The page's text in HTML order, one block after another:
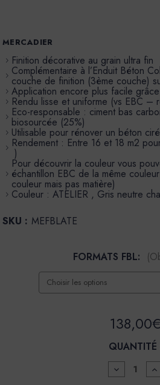
MERCADIER
Finition décorative au grain ultra fin
Complémentaire à l’Enduit Béton
couche de finition (3ème couche)
Application encore plus facile
Rendu lisse et uniforme (vs EBC –
Eco-responsable : ciment bas
biosourcée (25%)
Utilisable pour rénover un béton
Rendement : Entre 16 et 18 m2
)
Pour découvrir la couleur vous
échantillon EBC de la même
couleur mais pas matière)
Couleur : ATELIER , Gris neutre
SKU : MEFBLATE
FORMATS FBL:
138,00€
QUANTITÉ
DIMINUER
LA
LA